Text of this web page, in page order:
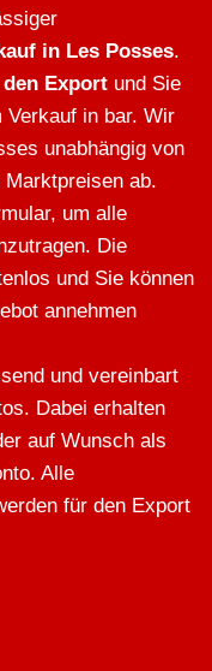
in Les Posses.
Export und Sie
Verkauf in bar. Wir
unabhängig von
ab.
um alle
Die
und Sie können
annehmen
und vereinbart
Dabei erhalten
auf Wunsch als
Alle
für den Export